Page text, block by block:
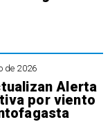
de 2026
Alerta
por viento